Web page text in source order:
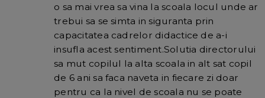
o sa mai vrea sa vina la scoala locul unde ar
trebui sa se simta in siguranta prin
capacitatea cadrelor didactice de a-i
insufla acest sentiment.Solutia directorului
sa mut copilul la alta scoala in alt sat copil
de 6 ani sa faca naveta in fiecare zi doar
pentru ca la nivel de scoala nu se poate